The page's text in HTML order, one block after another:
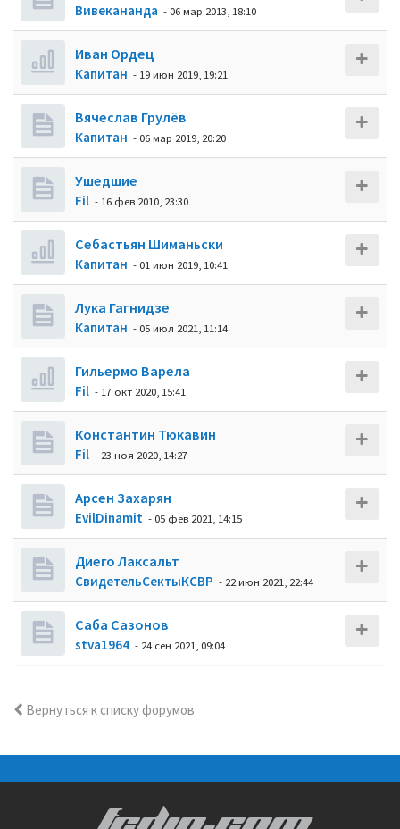
Вивекананда - 06 мар 2013, 18:10
Иван Ордец
Кaпитaн - 19 июн 2019, 19:21
Вячеслав Грулёв
Кaпитaн - 06 мар 2019, 20:20
Ушедшие
Fil - 16 фев 2010, 23:30
Себастьян Шиманьски
Кaпитaн - 01 июн 2019, 10:41
Лука Гагнидзе
Кaпитaн - 05 июл 2021, 11:14
Гильермо Варела
Fil - 17 окт 2020, 15:41
Константин Тюкавин
Fil - 23 ноя 2020, 14:27
Арсен Захарян
EvilDinamit - 05 фев 2021, 14:15
Диего Лаксальт
СвидетельСектыКСВР - 22 июн 2021, 22:44
Саба Сазонов
stva1964 - 24 сен 2021, 09:04
Вернуться к списку форумов